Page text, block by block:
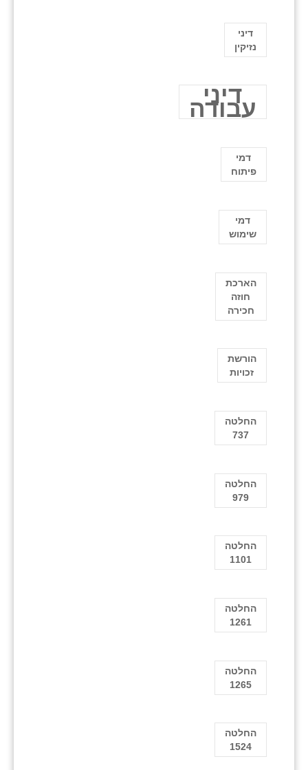
דיני
נזיקין
דיני
עבודה
דמי
פיתוח
דמי
שימוש
הארכת
חוזה
חכירה
הורשת
זכויות
החלטה
737
החלטה
979
החלטה
1101
החלטה
1261
החלטה
1265
החלטה
1524